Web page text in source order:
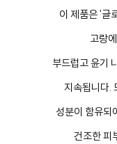
이 제품은 '글
고랑
부드럽고 윤기
지속됩니다.
성분이 함유되
건조한 피